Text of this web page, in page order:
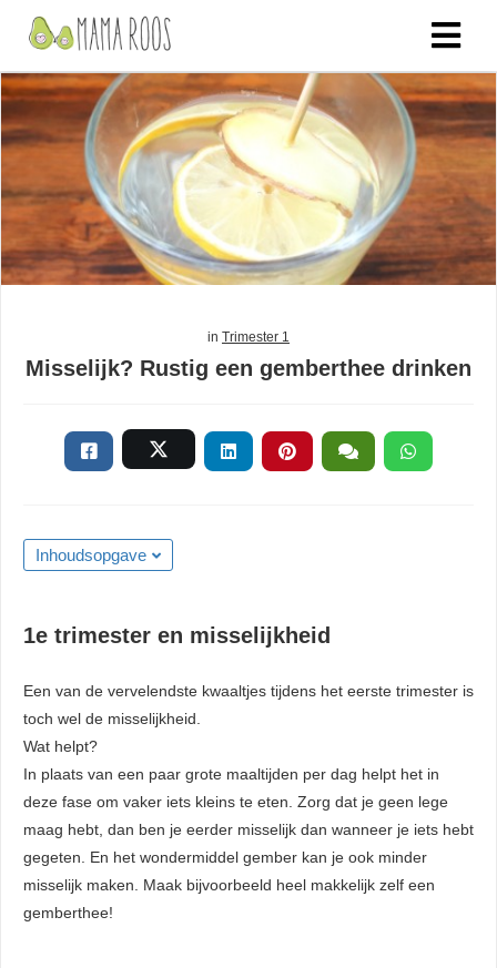
in Trimester 1
Misselijk? Rustig een gemberthee drinken
Inhoudsopgave
1e trimester en misselijkheid
Een van de vervelendste kwaaltjes tijdens het eerste trimester is
toch wel de misselijkheid.
Wat helpt?
In plaats van een paar grote maaltijden per dag helpt het in
deze fase om vaker iets kleins te eten. Zorg dat je geen lege
maag hebt, dan ben je eerder misselijk dan wanneer je iets hebt
gegeten. En het wondermiddel gember kan je ook minder
misselijk maken. Maak bijvoorbeeld heel makkelijk zelf een
gemberthee!